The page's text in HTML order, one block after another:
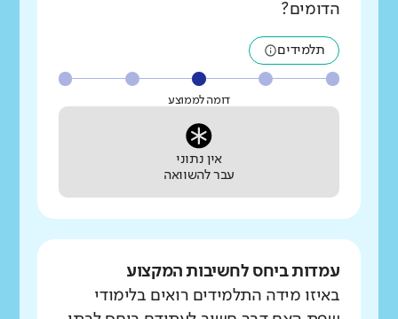
הדומים?
תלמידים
דומה לממוצע
אין נתוני
עבר להשוואה
עמדות ביחס לחשיבות המקצוע
באיזו מידה התלמידים רואים בלימודי